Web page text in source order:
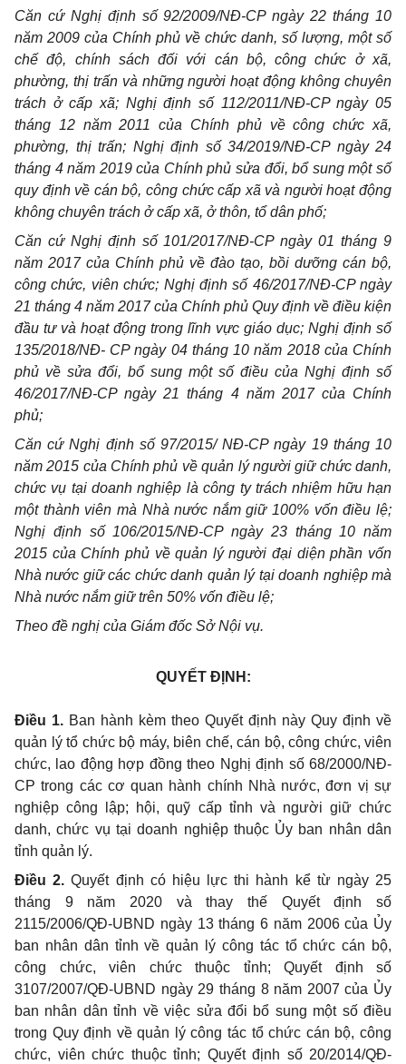
Căn cứ Nghị định số 92/2009/NĐ-CP ngày 22 tháng 10
năm 2009 của Chính phủ về chức danh, số lượng, một số
chế độ, chính sách đối với cán bộ, công chức ở xã,
phường, thị trấn và những người hoạt động không chuyên
trách ở cấp xã; Nghị định số 112/2011/NĐ-CP ngày 05
tháng 12 năm 2011 của Chính phủ về công chức xã,
phường, thị trấn; Nghị định số 34/2019/NĐ-CP ngày 24
tháng 4 năm 2019 của Chính phủ sửa đổi, bổ sung một số
quy định về cán bộ, công chức cấp xã và người hoạt động
không chuyên trách ở cấp xã, ở thôn, tổ dân phố;
Căn cứ Nghị định số 101/2017/NĐ-CP ngày 01 tháng 9
năm 2017 của Chính phủ về đào tạo, bồi dưỡng cán bộ,
công chức, viên chức; Nghị định số 46/2017/NĐ-CP ngày
21 tháng 4 năm 2017 của Chính phủ Quy định về điều kiện
đầu tư và hoạt động trong lĩnh vực giáo dục; Nghị định số
135/2018/NĐ- CP ngày 04 tháng 10 năm 2018 của Chính
phủ về sửa đổi, bổ sung một số điều của Nghị định số
46/2017/NĐ-CP ngày 21 tháng 4 năm 2017 của Chính
phủ;
Căn cứ Nghị định số 97/2015/ NĐ-CP ngày 19 tháng 10
năm 2015 của Chính phủ về quản lý người giữ chức danh,
chức vụ tại doanh nghiệp là công ty trách nhiệm hữu hạn
một thành viên mà Nhà nước nắm giữ 100% vốn điều lệ;
Nghị định số 106/2015/NĐ-CP ngày 23 tháng 10 năm
2015 của Chính phủ về quản lý người đại diện phần vốn
Nhà nước giữ các chức danh quản lý tại doanh nghiệp mà
Nhà nước nắm giữ trên 50% vốn điều lệ;
Theo đề nghị của Giám đốc Sở Nội vụ.
QUYẾT ĐỊNH:
Điều 1. Ban hành kèm theo Quyết định này Quy định về
quản lý tổ chức bộ máy, biên chế, cán bộ, công chức, viên
chức, lao động hợp đồng theo Nghị định số 68/2000/NĐ-
CP trong các cơ quan hành chính Nhà nước, đơn vị sự
nghiệp công lập; hội, quỹ cấp tỉnh và người giữ chức
danh, chức vụ tại doanh nghiệp thuộc Ủy ban nhân dân
tỉnh quản lý.
Điều 2. Quyết định có hiệu lực thi hành kể từ ngày 25
tháng 9 năm 2020 và thay thế Quyết định số
2115/2006/QĐ-UBND ngày 13 tháng 6 năm 2006 của Ủy
ban nhân dân tỉnh về quản lý công tác tổ chức cán bộ,
công chức, viên chức thuộc tỉnh; Quyết định số
3107/2007/QĐ-UBND ngày 29 tháng 8 năm 2007 của Ủy
ban nhân dân tỉnh về việc sửa đổi bổ sung một số điều
trong Quy định về quản lý công tác tổ chức cán bộ, công
chức, viên chức thuộc tỉnh; Quyết định số 20/2014/QĐ-